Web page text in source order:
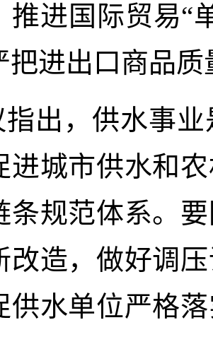
推进国际贸易“
把进出口商品
指出，供水事
进城市供水和
条规范体系。
改造，做好调
供水单位严格